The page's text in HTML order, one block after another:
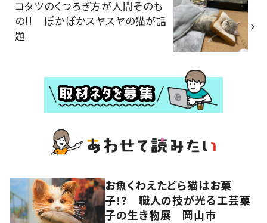
コタツのくつろぎ方が人間そのも
の!! ぽかぽかスヤスヤの猫が話
題
お魚くわえたどら猫はお菓
子!? 職人の技が光る工芸菓
子の生き物展 岡山市